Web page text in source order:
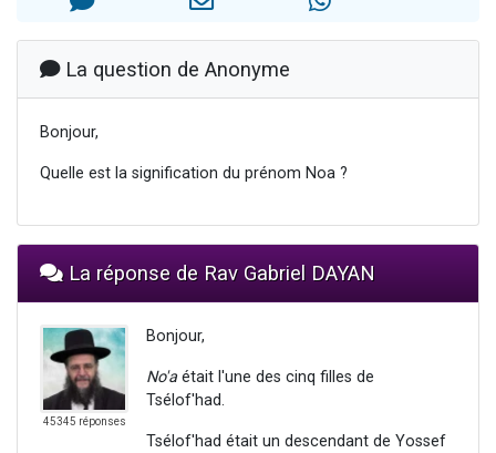
Ariel vient de donner son Maasser
La question de Anonyme
Bonjour,
Quelle est la signification du prénom Noa ?
La réponse de Rav Gabriel DAYAN
45345 réponses
Bonjour,
No'aétait l'une des cinq filles de
Tsélof'had.
Tsélof'had était un descendant de Yossef